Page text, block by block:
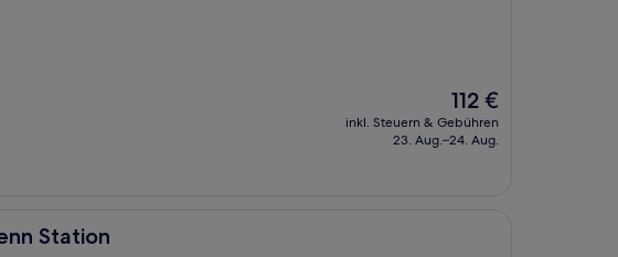
Der
Preis
beträgt
112 €
inkl. Steuern & Gebühren
23. Aug.–24. Aug.
Station